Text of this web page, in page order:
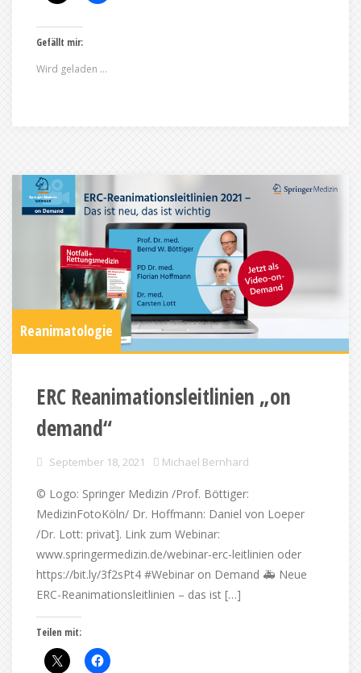
Gefällt mir:
Wird geladen …
Reanimatologie
ERC Reanimationsleitlinien „on
demand“
September 18, 2021 Michael Bernhard
© Logo: Springer Medizin /Prof. Böttiger:
MedizinFotoKöln/ Dr. Hoffmann: Daniel von Loeper
/Dr. Lott: privat]. Link zum Webinar:
www.springermedizin.de/webinar-erc-leitlinien oder
https://bit.ly/3f2sPt4 #Webinar on Demand 🚑 Neue
ERC-Reanimationsleitlinien – das ist […]
Teilen mit: